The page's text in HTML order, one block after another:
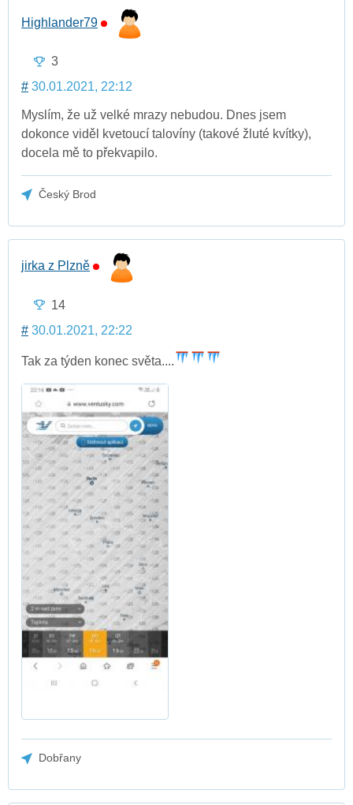
Highlander79
3
# 30.01.2021, 22:12
Myslím, že už velké mrazy nebudou. Dnes jsem
dokonce viděl kvetoucí talovíny (takové žluté kvítky),
docela mě to překvapilo.
Český Brod
jirka z Plzně
14
# 30.01.2021, 22:22
Tak za týden konec světa....
Dobřany